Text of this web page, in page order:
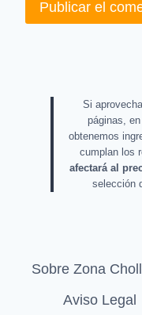
Si
páginas,
obtenemos
cumplan los
afectará al
selección
Sobre Zona
Aviso Legal